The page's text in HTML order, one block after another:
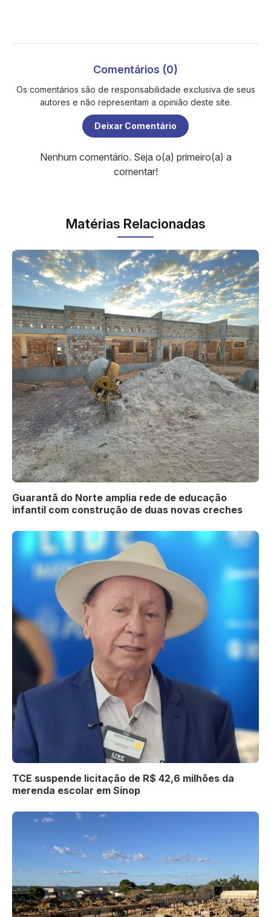
Comentários (0)
Os comentários são de responsabilidade exclusiva de seus
autores e não representam a opinião deste site.
Deixar Comentário
Nenhum comentário. Seja o(a) primeiro(a) a
comentar!
Matérias Relacionadas
Guarantã do Norte amplia rede de educação
infantil com construção de duas novas creches
TCE suspende licitação de R$ 42,6 milhões da
merenda escolar em Sinop